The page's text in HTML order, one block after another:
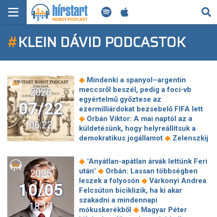
KERESÉS
KEZDŐLAP
FRISS HÍREK
TECH HÍREK
FILM-ZENE-SZÓRAKOZÁS
PLAYLIST
MI AZ A ROBOT PODCAST?
#KLEIN DÁVID PODCASTOK
2026
07/22
06:22
◆ Mindenki a spanyol–argentin
meccsről beszél, pedig a foci-vb
egyértelmű győztese az
ezermilliárdokat bezsebelő FIFA lett
◆ Orbán Viktor: A mai naptól az a
küldetésünk, hogy helyreállítsuk a
demokratikus jogállamot ◆ Zelenszkij
főparancsnokát◆
Kapitány István:
Megszűnik egy jogköröm ◆ Klein
Dávid visszaért a Broad Peak
alaptáborába ◆ Egymás után
köszönnek el kollégái Palik Lászlótól
◆ Lépett a jegybank, így változik az
2025
10/05
18:17
◆ "Anyátlan-apátlan árvák lettünk Feri
után" ◆ Orbán: Lassan többségben
leszek a folyosón ◆ Várkonyi Andrea
Felcsúton biciklizik, ha ki akar
szakadni a mindennapi
mókuskerékből ◆ Magyar Péter